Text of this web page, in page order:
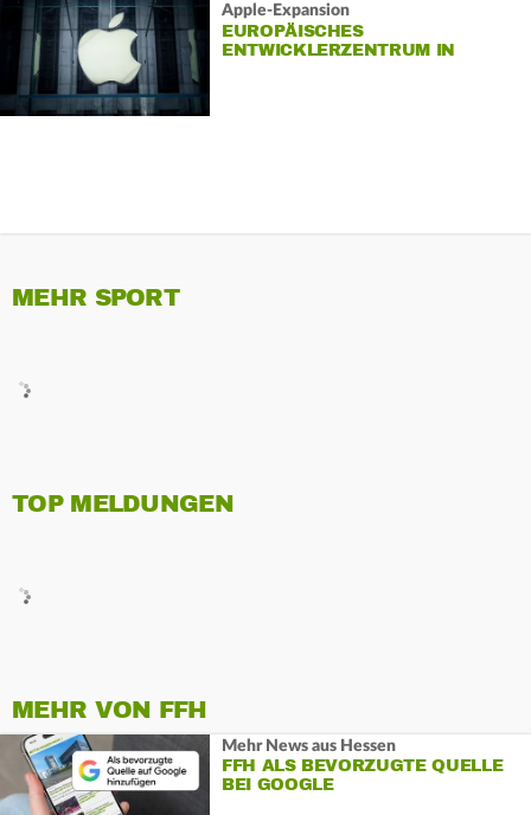
Apple-Expansion
EUROPÄISCHES
ENTWICKLERZENTRUM IN
MEHR SPORT
TOP MELDUNGEN
MEHR VON FFH
Mehr News aus Hessen
FFH ALS BEVORZUGTE QUELLE
BEI GOOGLE